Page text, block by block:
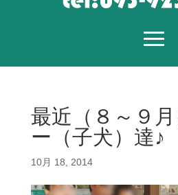
最近（８～９
ー（子犬）達♪
10月 18, 2014